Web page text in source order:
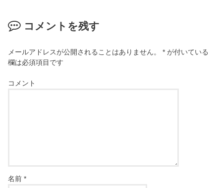
コメントを残す
メールアドレスが公開されることはありません。 * が付いている
欄は必須項目です
コメント
名前*